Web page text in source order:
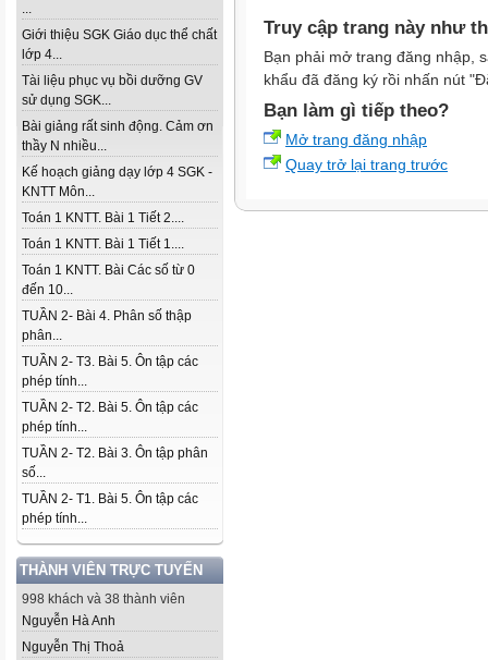
...
Giới thiệu SGK Giáo dục thể chất
lớp 4...
Tài liệu phục vụ bồi dưỡng GV
sử dụng SGK...
Bài giảng rất sinh động. Cảm ơn
thầy N nhiều...
Kế hoạch giảng dạy lớp 4 SGK -
KNTT Môn...
Toán 1 KNTT. Bài 1 Tiết 2....
Toán 1 KNTT. Bài 1 Tiết 1....
Toán 1 KNTT. Bài Các số từ 0
đến 10...
TUẦN 2- Bài 4. Phân số thập
phân...
TUẦN 2- T3. Bài 5. Ôn tập các
phép tính...
TUẦN 2- T2. Bài 5. Ôn tập các
phép tính...
TUẦN 2- T2. Bài 3. Ôn tập phân
số...
TUẦN 2- T1. Bài 5. Ôn tập các
phép tính...
THÀNH VIÊN TRỰC TUYẾN
998 khách và 38 thành viên
Nguyễn Hà Anh
Nguyễn Thị Thoả
Truy cập trang này như
Bạn phải mở trang đăng nhập,
khẩu đã đăng ký rồi nhấn nút
Bạn làm gì tiếp theo?
Mở trang đăng nhập
Quay trở lại trang trước